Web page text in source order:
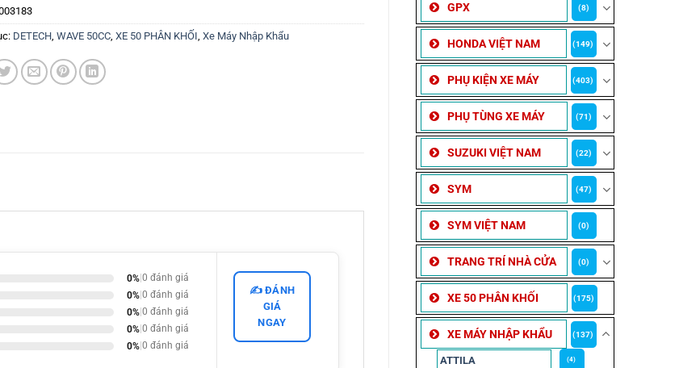
GPX (8)
HONDA VIỆT NAM (149)
PHỤ KIỆN XE MÁY (403)
PHỤ TÙNG XE MÁY (71)
SUZUKI VIỆT NAM (22)
SYM (47)
SYM VIỆT NAM (0)
TRANG TRÍ NHÀ CỬA (0)
XE 50 PHÂN KHỐI (175)
XE MÁY NHẬP KHẨU (137)
ATTILA (4)
DETECH, WAVE 50CC, XE 50 PHÂN KHỐI Xe Máy Nhập Khẩu
0%| 0 đánh giá
0%| 0 đánh giá
0%| 0 đánh giá
0%| 0 đánh giá
0%| 0 đánh giá
✍️ ĐÁNH
GIÁ
NGAY